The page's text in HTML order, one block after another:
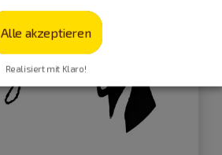
Alle akzeptieren
Realisiert mit Klaro!